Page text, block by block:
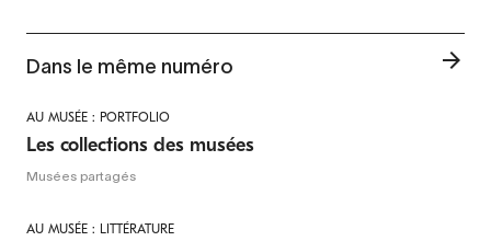
Dans le même numéro
AU MUSÉE : PORTFOLIO
Les collections des musées
Musées partagés
AU MUSÉE : LITTÉRATURE